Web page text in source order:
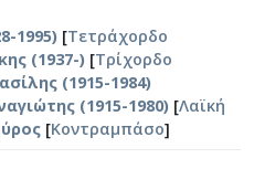
1995) [Τετράχορδο
(1937-) [Τρίχορδο
(1915-1984)
(1915-1980) [Λαϊκή
[Κοντραμπάσο]